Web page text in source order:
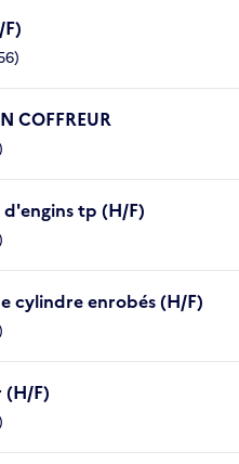
COFFREUR
tp (H/F)
cylindre enrobés (H/F)
(H/F)